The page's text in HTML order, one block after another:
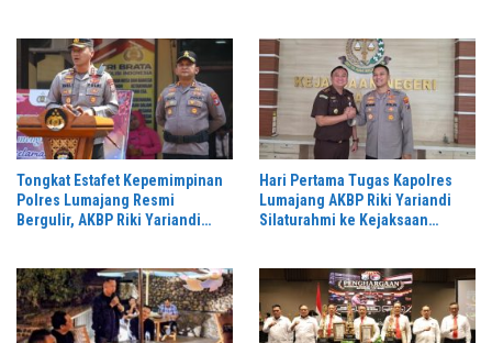
Tongkat Estafet Kepemimpinan
Polres Lumajang Resmi
Bergulir, AKBP Riki Yariandi
Hari Pertama Tugas Kapolres
Lumajang AKBP Riki Yariandi
Silaturahmi ke Kejaksaan